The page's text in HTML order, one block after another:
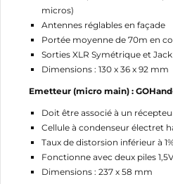
micros)
Antennes réglables en façade
Portée moyenne de 70m en
Sorties XLR Symétrique et
Dimensions : 130 x 36 x 92 mm
Emetteur (micro main) :
Doit être associé à un
Cellule à condenseur électret
Taux de distorsion inférieur à
Fonctionne avec deux piles
Dimensions : 237 x 58 mm